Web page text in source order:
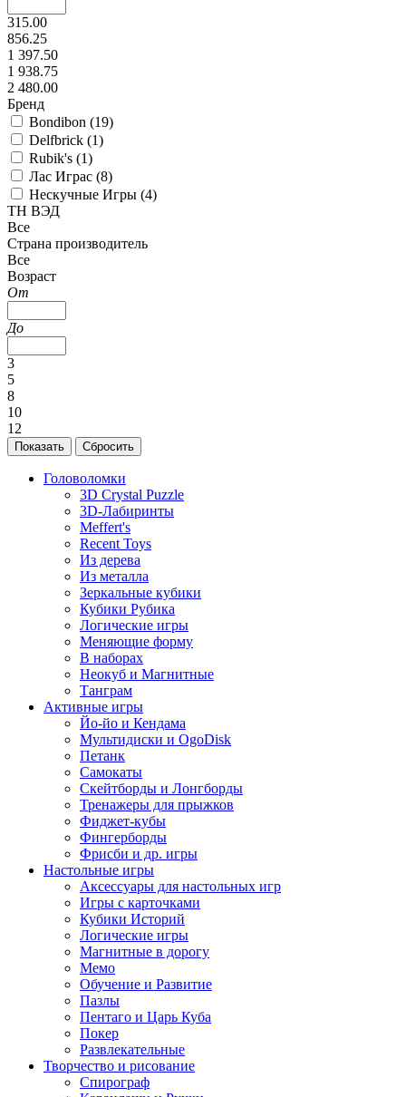
315.00
856.25
1 397.50
1 938.75
2 480.00
Бренд
Bondibon (19)
Delfbrick (1)
Rubik's (1)
Лас Играс (8)
Нескучные Игры (4)
ТН ВЭД
Все
Страна производитель
Все
Возраст
От
До
3
5
8
10
12
Головоломки
3D Crystal Puzzle
3D-Лабиринты
Meffert's
Recent Toys
Из дерева
Из металла
Зеркальные кубики
Кубики Рубика
Логические игры
Меняющие форму
В наборах
Неокуб и Магнитные
Танграм
Активные игры
Йо-йо и Кендама
Мультидиски и OgoDisk
Петанк
Самокаты
Скейтборды и Лонгборды
Тренажеры для прыжков
Фиджет-кубы
Фингерборды
Фрисби и др. игры
Настольные игры
Аксессуары для настольных игр
Игры с карточками
Кубики Историй
Логические игры
Магнитные в дорогу
Мемо
Обучение и Развитие
Пазлы
Пентаго и Царь Куба
Покер
Развлекательные
Творчество и рисование
Спирограф